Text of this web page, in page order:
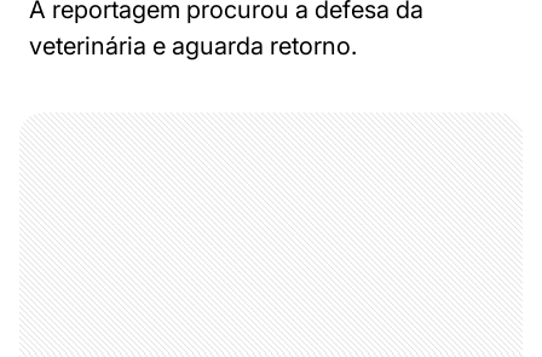
A reportagem procurou a defesa da
veterinária e aguarda retorno.